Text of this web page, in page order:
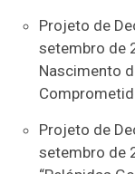
Projeto de
setembro de
Nascimento
Projeto de
setembro de